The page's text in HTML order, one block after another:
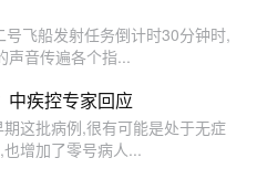
飞船发射任务倒计时30分钟时,
声音传遍各个指...
中疾控专家回应
这批病例,很有可能是处于无症
增加了零号病人...